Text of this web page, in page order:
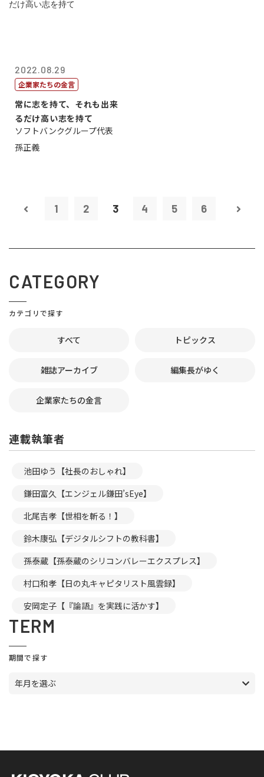
2022.08.29
企業家たちの金言
常に志を持て、それも出来
るだけ高い志を持て
ソフトバンクグループ代表
孫正義
1 2 3 4 5 6
CATEGORY
カテゴリで探す
すべて トピックス
雑誌アーカイブ 編集長がゆく
企業家たちの金言
連載執筆者
池田ゆう【社長のおしゃれ】
鎌田富久【エンジェル鎌田’sEye】
北尾吉孝【世相を斬る！】
鈴木康弘【デジタルシフトの教科書】
孫泰蔵【孫泰蔵のシリコンバレーエクスプレス】
村口和孝【日の丸キャピタリスト風雲録】
安岡定子【『論語』を実践に活かす】
TERM
期間で探す
年月を選ぶ